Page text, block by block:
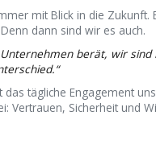
mit Blick in die Zukunft.
dann sind wir es auch.
berät, wir
das tägliche Engagement
Vertrauen, Sicherheit und